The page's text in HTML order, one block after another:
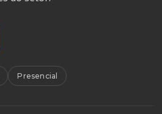
Presencial